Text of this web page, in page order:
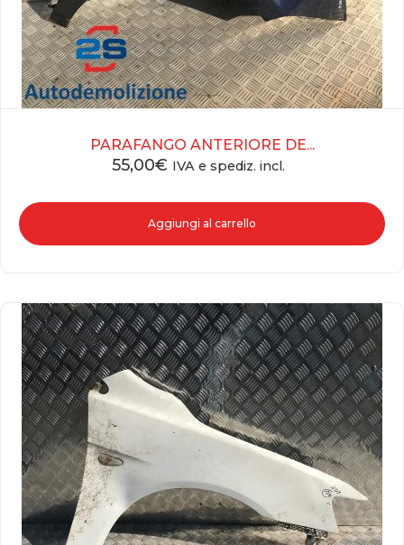
PARAFANGO ANTERIORE DE...
55,00€ IVA e spediz. incl.
Aggiungi al carrello